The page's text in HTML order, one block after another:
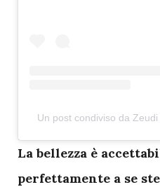
Un post condiviso da
La bellezza è
perfettamente a se